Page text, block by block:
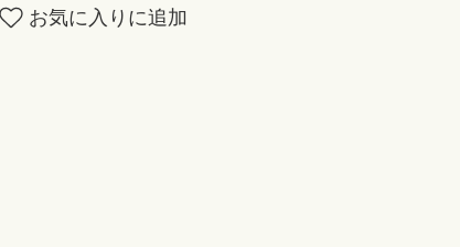
お気に入りに追加